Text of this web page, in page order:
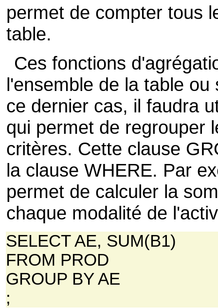
permet de compter tous
table.
Ces fonctions
l'ensemble de la table
ce dernier cas, il faudra
qui permet de regrouper
critères. Cette clause
la clause WHERE. Par
permet de calculer la
chaque modalité de
SELECT AE, SUM(B1)
FROM PROD
GROUP BY AE
;